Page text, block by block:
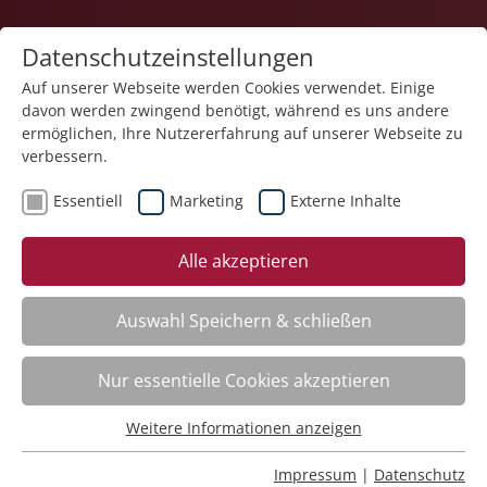
1
Veranstaltung "Sich selbst besser managen. Aus
ungeliebten Persönlichkeitsanteilen neue
Ressourcen gewinnen - Aufbaukurs nach dem
Zürcher Ressourcen Modell®" (Nr. 13) wurde in den
Warenkorb gelegt.
Fachbereich
ADHS. Aufmerksamkeitsdefizit-Hyperaktivitätsstörung
Datenschutzeinstellungen
Auf unserer Webseite werden Cookies verwendet. Einige
davon werden zwingend benötigt, während es uns andere
ermöglichen, Ihre Nutzererfahrung auf unserer Webseite zu
verbessern.
Essentiell Marketing Externe Inhalte
Alle akzeptieren
Auswahl Speichern & schließen
Nur essentielle Cookies akzeptieren
Essentielle Cookies werden für grundlegende Funktionen
Weitere Informationen anzeigen
Impressum | Datenschutz